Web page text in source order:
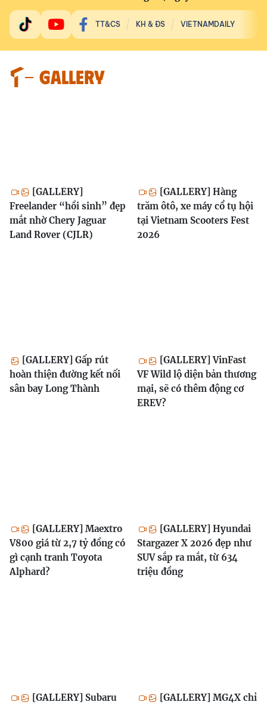
TT&CS KH & ĐS VIETNAMDAILY
GALLERY
[GALLERY]
Freelander “hồi sinh” đẹp
mắt nhờ Chery Jaguar
Land Rover (CJLR)
[GALLERY] Hàng
trăm ôtô, xe máy cổ tụ hội
tại Vietnam Scooters Fest
2026
[GALLERY] Gấp rút
hoàn thiện đường kết nối
sân bay Long Thành
[GALLERY] VinFast
VF Wild lộ diện bản thương
mại, sẽ có thêm động cơ
EREV?
[GALLERY] Maextro
V800 giá từ 2,7 tỷ đồng có
gì cạnh tranh Toyota
Alphard?
[GALLERY] Hyundai
Stargazer X 2026 đẹp như
SUV sắp ra mắt, từ 634
triệu đồng
[GALLERY] Subaru
[GALLERY] MG4X chỉ